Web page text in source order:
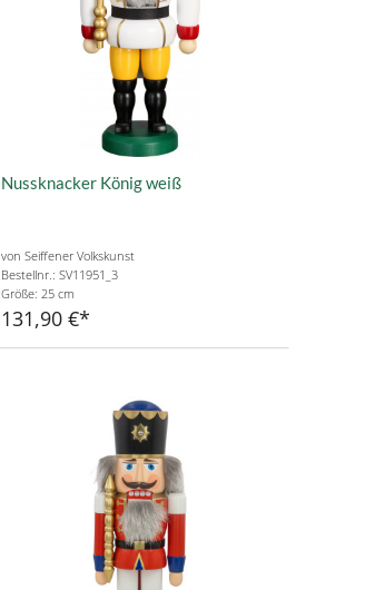
Nussknacker König weiß
von Seiffener Volkskunst
Bestellnr.: SV11951_3
Größe: 25 cm
131,90 €